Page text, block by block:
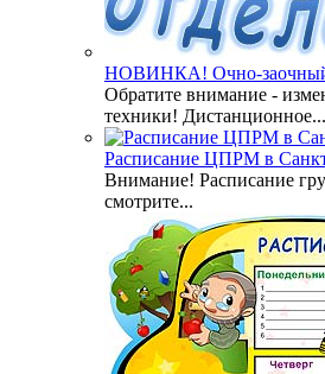
НОВИНКА! Очно-заочный
Обратите внимание -
техники! Дистанционное...
Расписание ЦПРМ в
Внимание! Расписание
смотрите...